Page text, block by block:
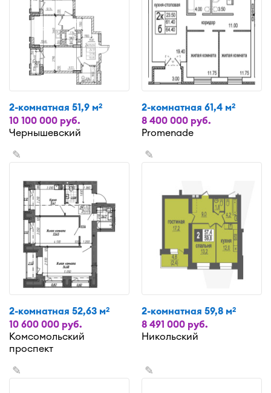
2-комнатная 51,9 м2
10 100 000 руб.
Чернышевский
2-комнатная 61,4 м2
8 400 000 руб.
Promenade
✎
2-комнатная 52,63 м2
10 600 000 руб.
Комсомольский
проспект
✎
2-комнатная 59,8 м2
8 491 000 руб.
Никольский
✎ ✎